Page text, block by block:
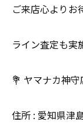
ご来店心よりお
ライン査定も実
💐 ヤマナカ神守
住所 : 愛知県津